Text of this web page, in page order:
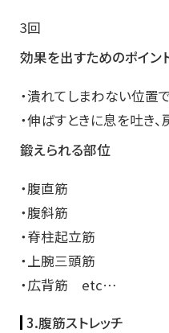
3回
効果を出すためのポイン
・潰れてしまわない位置
・伸ばすときに息を吐き
鍛えられる部位
・腹直筋
・腹斜筋
・脊柱起立筋
・上腕三頭筋
・広背筋 etc…
3.腹筋ストレッチ